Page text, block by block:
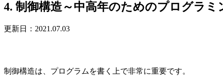
4. 制御構造～中高年のためのプログラミ
更新日：2021.07.03
制御構造は、プログラムを書く上で非常に重要です。